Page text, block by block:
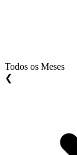
Todos os Meses
❮